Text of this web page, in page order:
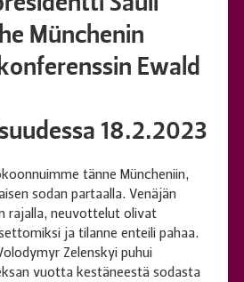
Münchenin
Ewald
18.2.2023
tänne Müncheniin,
sodan partaalla. Venäjän
rajalla, neuvottelut olivat
ja tilanne enteili pahaa.
Zelenskyi puhui
vuotta kestäneestä sodasta